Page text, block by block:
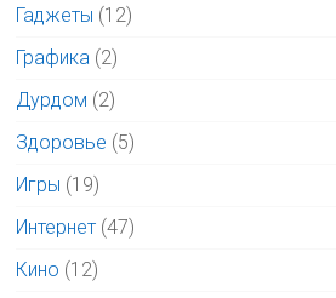
Гаджеты (12)
Графика (2)
Дурдом (2)
Здоровье (5)
Игры (19)
Интернет (47)
Кино (12)